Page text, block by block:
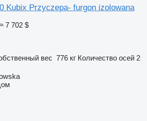
Kubix Przyczepa- furgon izolowana
≈ 7 702 $
вес 776 кг Количество осей 2